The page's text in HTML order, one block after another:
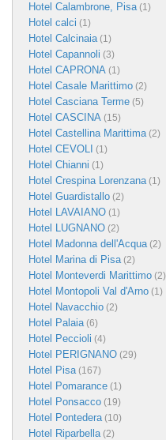
Hotel Calambrone, Pisa(1)
Hotel calci (1)
Hotel Calcinaia(1)
Hotel Capannoli (3)
Hotel CAPRONA (1)
Hotel Casale Marittimo (2)
Hotel Casciana Terme (5)
Hotel CASCINA (15)
Hotel Castellina Marittima(2)
Hotel CEVOLI (1)
Hotel Chianni (1)
Hotel Crespina Lorenzana(1)
Hotel Guardistallo (2)
Hotel LAVAIANO (1)
Hotel LUGNANO (2)
Hotel Madonna dell'Acqua(2)
Hotel Marina di Pisa(2)
Hotel Monteverdi Marittimo (2)
Hotel Montopoli Val d'Arno (1)
Hotel Navacchio (2)
Hotel Palaia(6)
Hotel Peccioli (4)
Hotel PERIGNANO (29)
Hotel Pisa(167)
Hotel Pomarance (1)
Hotel Ponsacco (19)
Hotel Pontedera(10)
Hotel Riparbella(2)